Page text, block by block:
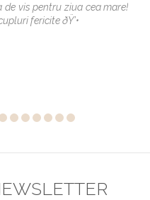
vis pentru ziua cea mare!
fericite ðŸ’•